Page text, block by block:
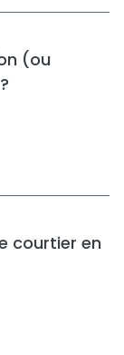
(ou
courtier en